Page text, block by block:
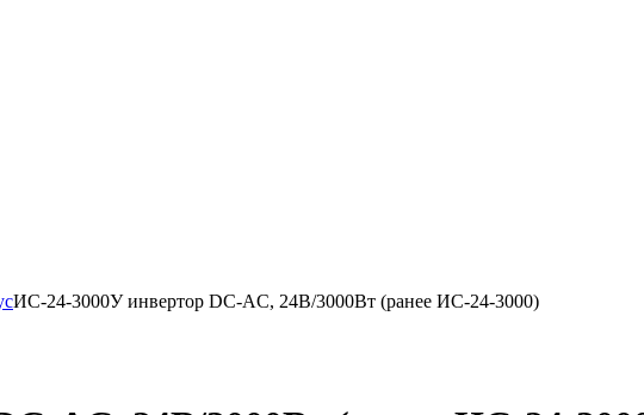
ИС-24-3000У инвертор DC-AC, 24В/3000Вт (ранее ИС-24-3000)